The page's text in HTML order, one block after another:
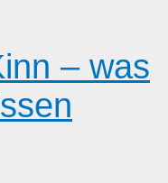
– was